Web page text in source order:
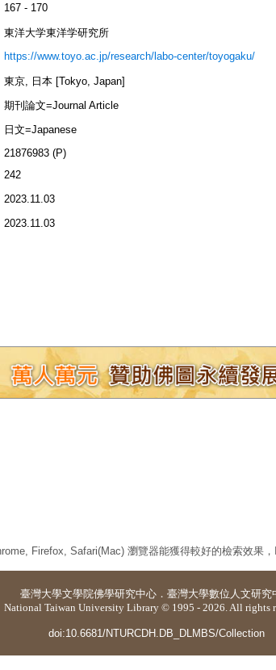
167 - 170
東洋大学東洋学研究所
https://www.toyo.ac.jp/research/labo-center/toyogaku/
東京, 日本 [Tokyo, Japan]
期刊論文=Journal Article
日文=Japanese
21876983 (P)
242
2023.11.03
2023.11.03
Firefox, Safari(Mac) 瀏覽器能獲得較好的檢索效果，
臺灣大學文學院佛學研究中心 ． 臺灣大學數位人文研究
National Taiwan University Library © 1995 - 2026. All rights
doi:10.6681/NTURCDH.DB_DLMBS/Collection